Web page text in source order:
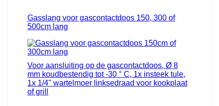
Gasslang voor gascontactdoos 150, 300 of
500cm lang
Voor aansluiting op de gascontactdoos, Ø 8
mm koudbestendig tot -30 ° C, 1x insteek tule,
1x 1/4" wartelmoer linksedraad voor kookplaat
of grill